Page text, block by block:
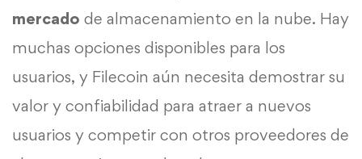
mercado de almacenamiento en la nube. Hay
muchas opciones disponibles para los
usuarios, y Filecoin aún necesita demostrar su
valor y confiabilidad para atraer a nuevos
usuarios y competir con otros proveedores de